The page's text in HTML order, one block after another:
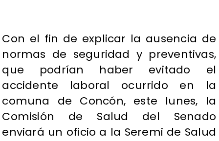
Con el fin de explicar la ausencia de
normas de seguridad y preventivas,
que podrían haber evitado el
accidente laboral ocurrido en la
comuna de Concón, este lunes, la
Comisión de Salud del Senado
enviará un oficio a la Seremi de Salud